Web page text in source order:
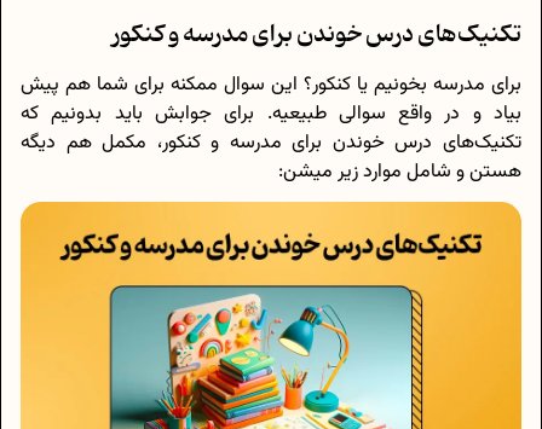
تکنیک‌های درس خوندن برای مدرسه و کنکور
برای مدرسه بخونیم یا کنکور؟ این سوال ممکنه برای شما هم پیش
بیاد و در واقع سوالی طبیعیه. برای جوابش باید بدونیم که
تکنیک‌های درس خوندن برای مدرسه و کنکور، مکمل هم‌ دیگه
هستن و شامل موارد زیر میشن: